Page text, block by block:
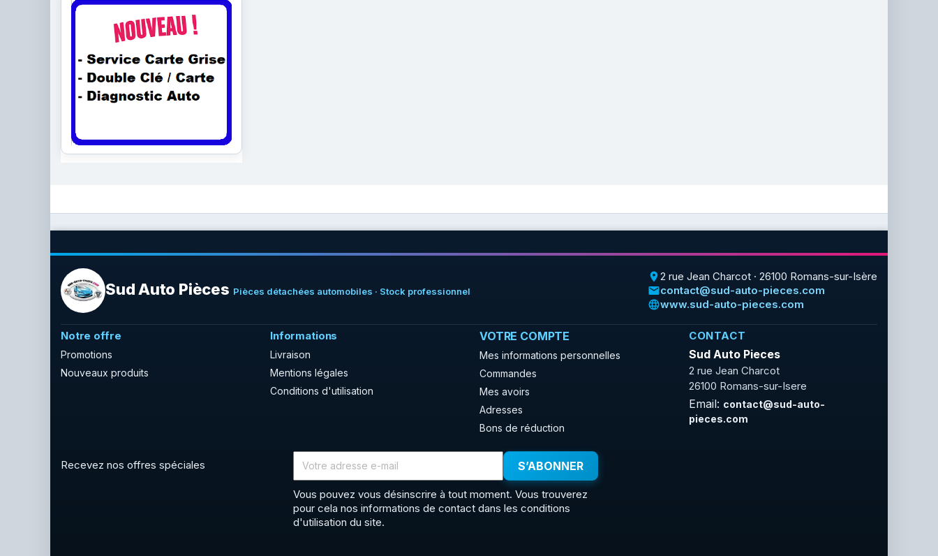
Sud Auto Pièces Pièces détachées automobiles · Stock professionnel
place2 rue Jean Charcot · 26100 Romans-sur-Isère
emailcontact@sud-auto-pieces.com
languagewww.sud-auto-pieces.com
Notre offre
Promotions
Nouveaux produits
Informations
Livraison
Mentions légales
Conditions d'utilisation
VOTRE COMPTE
Mes informations personnelles
Commandes
Mes avoirs
Adresses
Bons de réduction
CONTACT
Sud Auto Pieces
2 rue Jean Charcot
26100 Romans-sur-Isere
Email: contact@sud-auto-
pieces.com
Recevez nos offres spéciales
Vous pouvez vous désinscrire à tout moment. Vous trouverez
pour cela nos informations de contact dans les conditions
d'utilisation du site.